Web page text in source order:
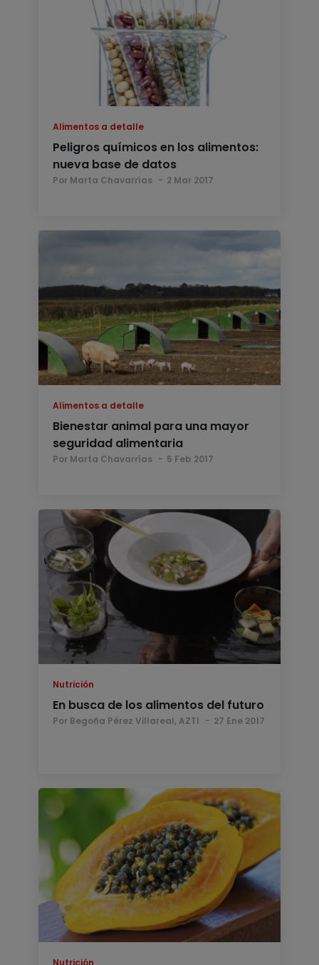
Alimentos a detalle
Peligros químicos en los alimentos:
nueva base de datos
Por Marta Chavarrías 2 Mar 2017
Alimentos a detalle
Bienestar animal para una mayor
seguridad alimentaria
Por Marta Chavarrías 5 Feb 2017
Nutrición
En busca de los alimentos del futuro
Por Begoña Pérez Villareal, AZTI 27 Ene 2017